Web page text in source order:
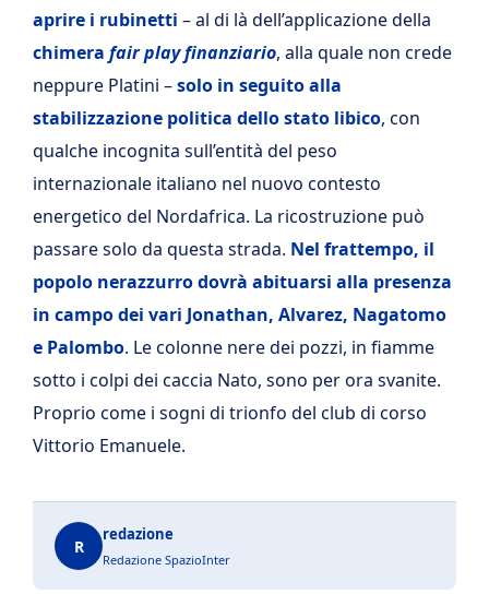
aprire i rubinetti – al di là dell’applicazione della
chimera fair play finanziario, alla quale non crede
neppure Platini –solo in seguito alla
stabilizzazione politica dello stato libico, con
qualche incognita sull’entità del peso
internazionale italiano nel nuovo contesto
energetico del Nordafrica. La ricostruzione può
passare solo da questa strada. Nel frattempo, il
popolo nerazzurro dovrà abituarsi alla presenza
in campo dei vari Jonathan, Alvarez, Nagatomo
e Palombo. Le colonne nere dei pozzi, in fiamme
sotto i colpi dei caccia Nato, sono per ora svanite.
Proprio come i sogni di trionfo del club di corso
Vittorio Emanuele.
R
redazione
Redazione SpazioInter